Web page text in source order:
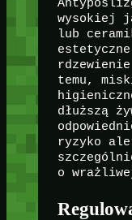
wysokiej
lub
temu,
dłuższą
ryzyko
o